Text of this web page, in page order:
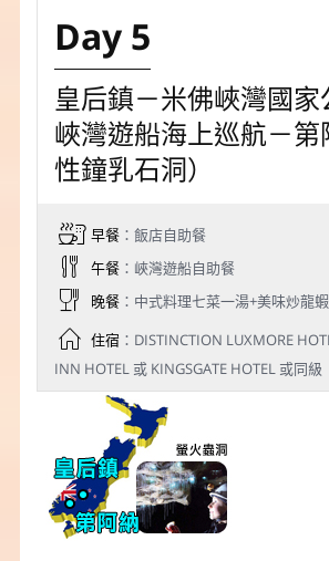
Day 5
皇后鎮－米佛峽灣國家
峽灣遊船海上巡航－第
性鐘乳石洞）
早餐：飯店自助餐
午餐：峽灣遊船自助餐
晚餐：中式料理七菜一湯+美味炒龍
住宿：DISTINCTION LUXMORE
INN HOTEL 或 KINGSGATE HOTEL 或同級